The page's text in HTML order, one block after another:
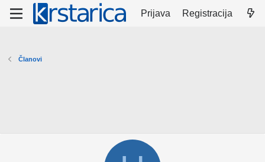
Prijava Registracija
Članovi